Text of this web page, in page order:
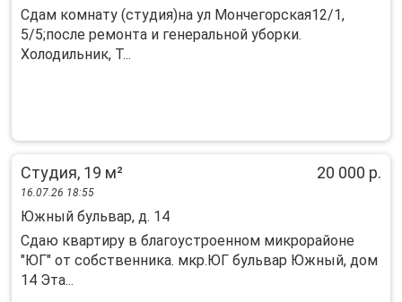
Сдам комнату (студия)на ул Мончегорская12/1,
5/5;после ремонта и генеральной уборки.
Холодильник, Т...
Студия, 19 м² 20 000 р.
16.07.26 18:55
Южный бульвар, д. 14
Сдаю квартиру в благоустроенном микрорайоне
"ЮГ" от собственника. мкр.ЮГ бульвар Южный, дом
14 Эта...